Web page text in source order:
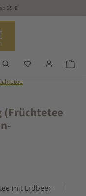
35 €
anzeigen
Du hast 0
(Früchtetee